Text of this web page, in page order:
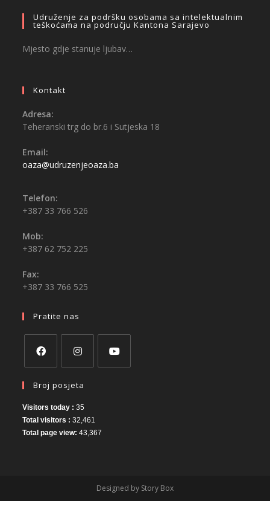
Udruženje za podršku osobama sa intelektualnim
teškoćama na području Kantona Sarajevo
Mjesto gdje stanuje ljubav…
Kontakt
Adresa:
Teheranski trg do br.6 i Sutjeska 18
Email:
oaza@udruzenjeoaza.ba
Telefon:
+387 33 766 526
Mob:
+387 62 752 225
Fax:
+387 33 766 525
Pratite nas
Broj posjeta
Visitors today :35
Total visitors :32,461
Total page view:43,367
Designed by Story Box